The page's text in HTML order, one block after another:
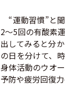
“運動習慣”と
2〜5回の有酸素
出してみると分
の日を分けて、
身体活動のウオ
予防や疲労回復